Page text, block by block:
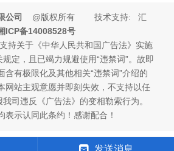
公司
@版权所有 技术支持: 汇
ICP备14008528号
持关于《中华人民共和国广告法》实施
规定，且已竭力规避使用“违禁词”。故即
含有极限化及其他相关“违禁词”介绍的
网站主观意愿并即刻失效，不支持以任
司违反《广告法》的变相勒索行为。
表示认同此条约！感谢配合！
发送消息